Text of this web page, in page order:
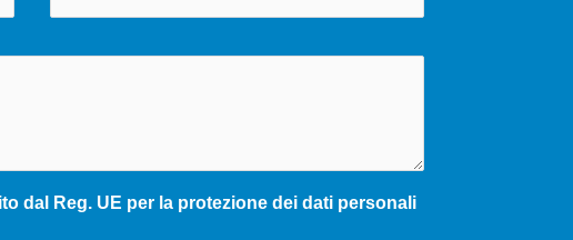
dal Reg. UE per la protezione dei dati personali